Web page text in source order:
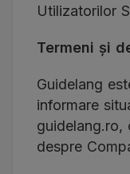
Utilizatorilor
Termeni și
Guidelang
informare
guidelang.ro,
despre